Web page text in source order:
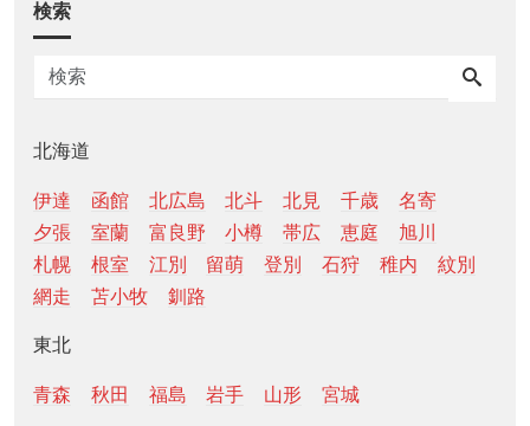
検索
北海道
伊達 函館 北広島 北斗 北見 千歳
名寄
夕張
室蘭 富良野 小樽 帯広 恵庭
旭川
札幌
根室 江別 留萌 登別 石狩 稚内
紋別
網走
苫小牧 釧路
東北
青森 秋田 福島 岩手 山形 宮城